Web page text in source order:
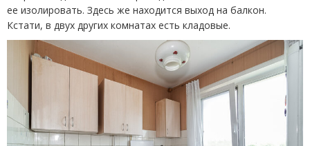
ее изолировать. Здесь же находится выход на балкон.
Кстати, в двух других комнатах есть кладовые.